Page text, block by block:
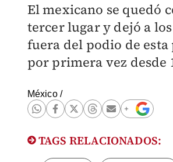
El mexicano se quedó
tercer lugar y dejó a
fuera del podio de
por primera vez desde
México/
TAGS RELACIONADOS: